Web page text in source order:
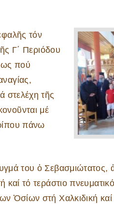
τόν
Γ΄ Περιόδου
πού
στελέχη τῆς
μέ
πάνω
του ὁ
καί τό τεράστιο
Ὁσίων στή Χαλκιδική καί